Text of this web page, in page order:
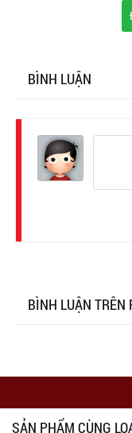
BÌNH LUẬN
BÌNH LUẬN TRÊN
SẢN PHẨM CÙNG